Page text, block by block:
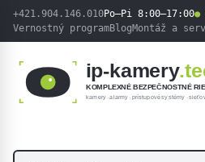
obsah
+421.904.146.010Po–Pi 8:00–17:00
Vernostný programBlogMontáž a
ip-kamery
KOMPLEXNÉ BEZPEČNOSTNÉ
kamery · alarmy · prístupové systémy ·